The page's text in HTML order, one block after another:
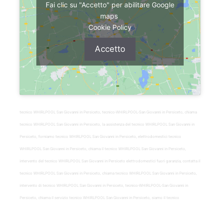
Fai clic su "Accetto" per abilitare Google
maps
Cookie Policy
Accetto
tecnico WHIRLPOOL San Giovanni in Persiceto, tecnico-WHIRLPOOL-San Giovanni in Persiceto, chiama
tecnico WHIRLPOOL San Giovanni in Persiceto, la assistenza del tecnico WHIRLPOOL San Giovanni in
Persiceto, forniamo tecnico WHIRLPOOL San Giovanni in Persiceto, elettrodomestici tecnico
WHIRLPOOL San Giovanni in Persiceto, chiama il tecnico WHIRLPOOL San Giovanni in Persiceto,
intervento del tecnico WHIRLPOOL San Giovanni in Persiceto elettrodomestici fuori garanzia, contatta il
tecnico WHIRLPOOL San Giovanni in Persiceto, chiama tecnico WHIRLPOOL San Giovanni in Persiceto,
intervento di tecnico WHIRLPOOL San Giovanni in Persiceto, tecnico-WHIRLPOOL-San Giovanni in
Persiceto, chiama il servizio tecnico WHIRLPOOL San Giovanni in Persiceto, siamo il tecnico